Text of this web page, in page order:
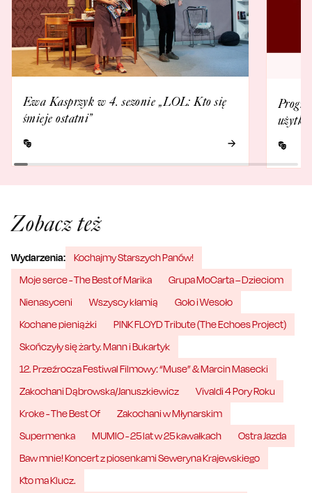
Ewa Kasprzyk w 4. sezonie „LOL: Kto się
śmieje ostatni”
Zobacz też
Wydarzenia:
Kochajmy Starszych Panów!
Moje serce - The Best of Marika
Grupa MoCarta – Dzieciom
Nienasyceni
Wszyscy kłamią
Goło i Wesoło
Kochane pieniążki
PINK FLOYD Tribute (The Echoes Project)
Skończyły się żarty. Mann i Bukartyk
12. Przeźrocza Festiwal Filmowy: “Muse” & Marcin Masecki
Zakochani Dąbrowska/Januszkiewicz
Vivaldi 4 Pory Roku
Kroke - The Best Of
Zakochani w Młynarskim
Supermenka
MUMIO - 25 lat w 25 kawałkach
Ostra Jazda
Baw mnie! Koncert z piosenkami Seweryna Krajewskiego
Kto ma Klucz.